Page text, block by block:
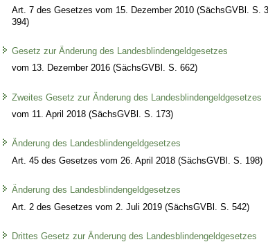
Art. 7 des Gesetzes vom 15. Dezember 2010 (SächsGVBl. S.
394)
Gesetz zur Änderung des Landesblindengeldgesetzes
vom 13. Dezember 2016 (SächsGVBl. S. 662)
Zweites Gesetz zur Änderung des Landesblindengeldgesetzes
vom 11. April 2018 (SächsGVBl. S. 173)
Änderung des Landesblindengeldgesetzes
Art. 45 des Gesetzes vom 26. April 2018 (SächsGVBl. S. 198)
Änderung des Landesblindengeldgesetzes
Art. 2 des Gesetzes vom 2. Juli 2019 (SächsGVBl. S. 542)
Drittes Gesetz zur Änderung des Landesblindengeldgesetzes